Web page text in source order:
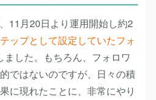
11月20日より運用開始し約2
ップとして設定していたフォ
ました。もちろん、フォロワ
ではないのですが、日々の積
に現れたことに、非常にやり